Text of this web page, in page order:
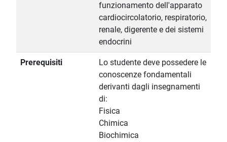
funzionamento dell'apparato
cardiocircolatorio, respiratorio,
renale, digerente e dei sistemi
endocrini
Prerequisiti
Lo studente deve possedere le
conoscenze fondamentali
derivanti dagli insegnamenti
di:
Fisica
Chimica
Biochimica